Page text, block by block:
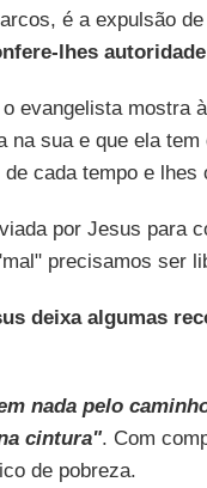
é a expulsão
lhes
evangelista mostra
na sua e que ela
cada tempo e lhes
por Jesus para
precisamos ser
deixa algumas
nada pelo
cintura". Com
de pobreza.